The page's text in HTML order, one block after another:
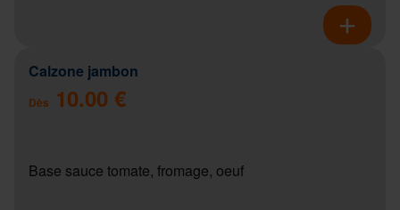
Calzone jambon
Dès 10.00 €
Base sauce tomate, fromage, oeuf